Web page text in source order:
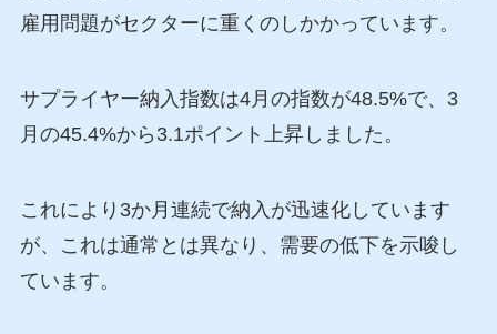
雇用問題がセクターに重くのしかかっています。
サプライヤー納入指数は4月の指数が48.5%で、3
月の45.4%から3.1ポイント上昇しました。
これにより3か月連続で納入が迅速化しています
が、これは通常とは異なり、需要の低下を示唆し
ています。